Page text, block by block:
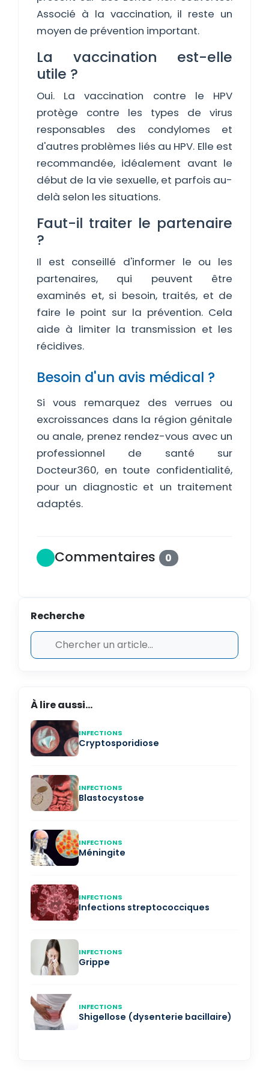
Associé à la vaccination, il reste un
moyen de prévention important.
La vaccination est-elle
utile ?
Oui. La vaccination contre le HPV
protège contre les types de virus
responsables des condylomes et
d'autres problèmes liés au HPV. Elle est
recommandée, idéalement avant le
début de la vie sexuelle, et parfois au-
delà selon les situations.
Faut-il traiter le partenaire
?
Il est conseillé d'informer le ou les
partenaires, qui peuvent être
examinés et, si besoin, traités, et de
faire le point sur la prévention. Cela
aide à limiter la transmission et les
récidives.
Besoin d'un avis médical ?
Si vous remarquez des verrues ou
excroissances dans la région génitale
ou anale, prenez rendez-vous avec un
professionnel de santé sur
Docteur360, en toute confidentialité,
pour un diagnostic et un traitement
adaptés.
Commentaires 0
Recherche
À lire aussi...
INFECTIONS
Cryptosporidiose
INFECTIONS
Blastocystose
INFECTIONS
Méningite
INFECTIONS
Infections streptococciques
INFECTIONS
Grippe
INFECTIONS
Shigellose (dysenterie bacillaire)